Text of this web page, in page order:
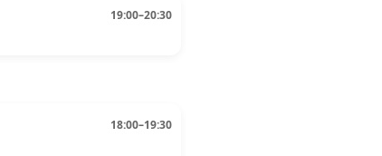
19:00–20:30
18:00–19:30